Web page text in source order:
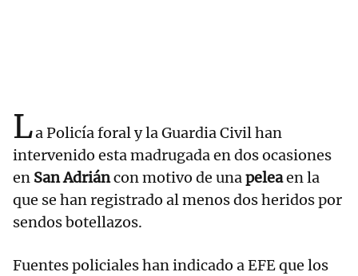
La Policía foral y la Guardia Civil han
intervenido esta madrugada en dos ocasiones
en San Adriáncon motivo de unapeleaen la
que se han registrado al menos dos heridos por
sendos botellazos.
Fuentes policiales han indicado a EFE que los